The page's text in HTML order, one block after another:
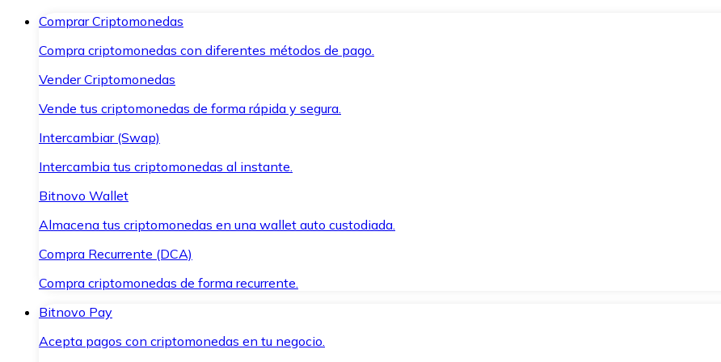
Comprar Criptomonedas
Compra criptomonedas con diferentes métodos de pago.
Vender Criptomonedas
Vende tus criptomonedas de forma rápida y segura.
Intercambiar (Swap)
Intercambia tus criptomonedas al instante.
Bitnovo Wallet
Almacena tus criptomonedas en una wallet auto custodiada.
Compra Recurrente (DCA)
Compra criptomonedas de forma recurrente.
Bitnovo Pay
Acepta pagos con criptomonedas en tu negocio.